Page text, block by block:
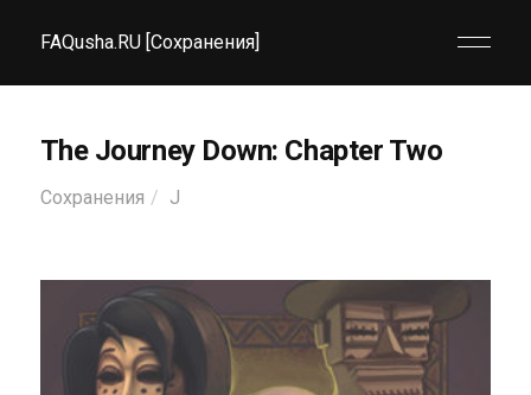
FAQusha.RU [Сохранения]
The Journey Down: Chapter Two
Сохранения J